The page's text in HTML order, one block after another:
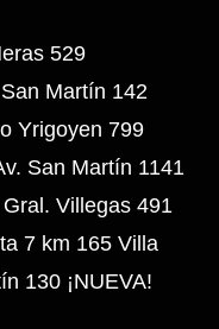
529
Martín 142
Yrigoyen 799
San Martín 1141
Villegas 491
7 km 165 Villa
130 ¡NUEVA!